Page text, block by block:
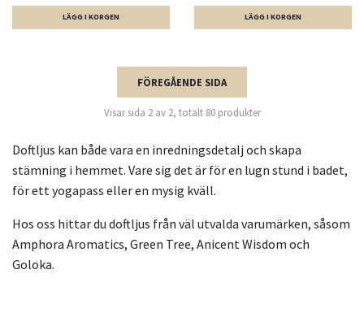
FÖREGÅENDE SIDA
Visar sida 2 av 2, totalt 80 produkter
Doftljus kan både vara en inredningsdetalj och skapa
stämning i hemmet. Vare sig det är för en lugn stund i badet,
för ett yogapass eller en mysig kväll.
Hos oss hittar du doftljus från väl utvalda varumärken, såsom
Amphora Aromatics, Green Tree, Anicent Wisdom och
Goloka.